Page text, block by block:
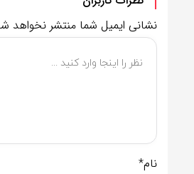
نشانی ایمیل شما منتشر نخواهد
نام*